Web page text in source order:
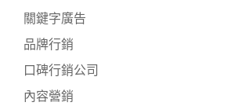
關鍵字廣告
品牌行銷
口碑行銷公司
內容營銷